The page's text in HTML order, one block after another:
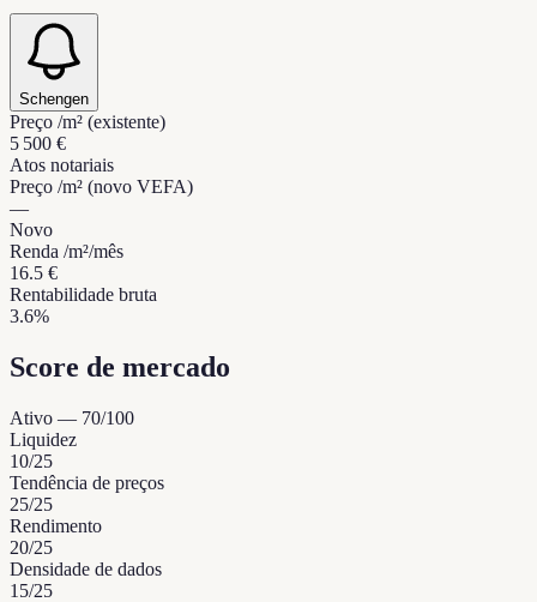
Schengen
Preço /m² (existente)
5 500 €
Atos notariais
Preço /m² (novo VEFA)
—
Novo
Renda /m²/mês
16.5 €
Rentabilidade bruta
3.6%
Score de mercado
Ativo — 70/100
Liquidez
10/25
Tendência de preços
25/25
Rendimento
20/25
Densidade de dados
15/25